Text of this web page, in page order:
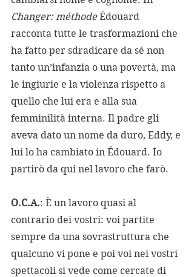
Changer: méthode Édouard
racconta tutte le trasformazioni che
ha fatto per sdradicare da sé non
tanto un’infanzia o una povertà, ma
le ingiurie e la violenza rispetto a
quello che lui era e alla sua
femminilità interna. Il padre gli
aveva dato un nome da duro, Eddy, e
lui lo ha cambiato in Édouard. Io
partirò da qui nel lavoro che farò.
O.C.A.: È un lavoro quasi al
contrario dei vostri: voi partite
sempre da una sovrastruttura che
qualcuno vi pone e poi voi nei vostri
spettacoli si vede come cercate di